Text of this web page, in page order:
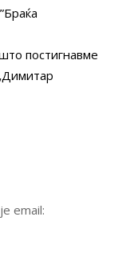
постигнавме
email: